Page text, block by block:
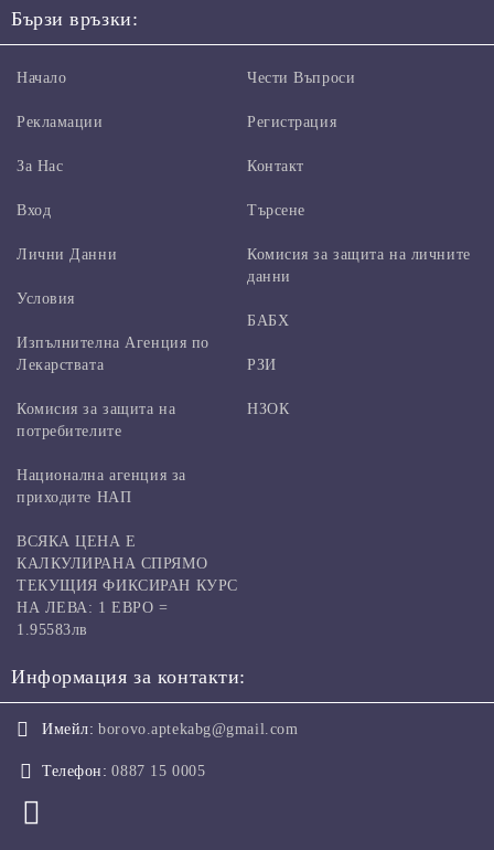
Бързи връзки:
Начало
Рекламации
За Нас
Вход
Чести Въпроси
Регистрация
Контакт
Търсене
Лични Данни
Условия
Изпълнителна Агенция по
Лекарствата
Комисия за защита на
потребителите
Комисия за защита на личните
данни
БАБХ
РЗИ
НЗОК
Национална агенция за
приходите НАП
ВСЯКА ЦЕНА Е
КАЛКУЛИРАНА СПРЯМО
ТЕКУЩИЯ ФИКСИРАН КУРС
НА ЛЕВА: 1 ЕВРО =
1.95583лв
Информация за контакти:
Имейл: borovo.aptekabg@gmail.com
Телефон: 0887 15 0005